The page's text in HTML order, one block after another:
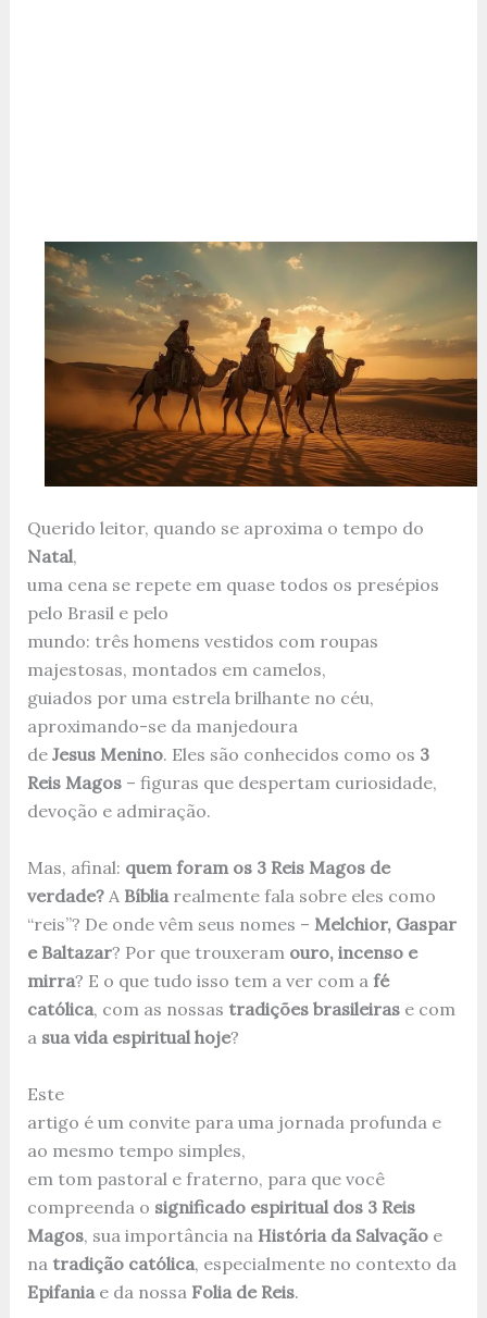
Querido leitor, quando se aproxima o tempo do
Natal,
uma cena se repete em quase todos os presépios
pelo Brasil e pelo
mundo: três homens vestidos com roupas
majestosas, montados em camelos,
guiados por uma estrela brilhante no céu,
aproximando-se da manjedoura
de Jesus Menino. Eles são conhecidos como os 3
Reis Magos– figuras que despertam curiosidade,
devoção e admiração.
Mas, afinal: quem foram os 3 Reis Magos de
verdade?A Bíbliarealmente fala sobre eles como
“reis”? De onde vêm seus nomes – Melchior, Gaspar
e Baltazar? Por que trouxeram ouro, incenso e
mirra? E o que tudo isso tem a ver com a fé
católica, com as nossas tradições brasileirase com
a sua vida espiritual hoje?
Este
artigo é um convite para uma jornada profunda e
ao mesmo tempo simples,
em tom pastoral e fraterno, para que você
compreenda o significado espiritual dos 3 Reis
Magos, sua importância na História da Salvaçãoe
na tradição católica, especialmente no contexto da
Epifaniae da nossa Folia de Reis.